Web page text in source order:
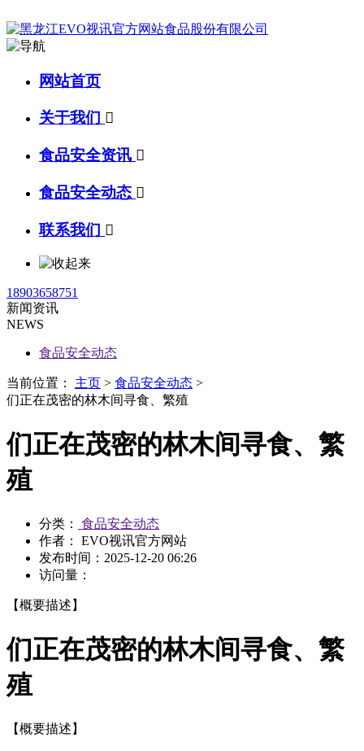
网站首页
关于我们 
食品安全资讯 
食品安全动态 
联系我们 
18903658751
新闻资讯
NEWS
食品安全动态
当前位置： 主页 > 食品安全动态 >
们正在茂密的林木间寻食、繁殖
们正在茂密的林木间寻食、繁
殖
分类：
食品安全动态
作者： EVO视讯官方网站
发布时间： 2025-12-20 06:26
访问量：
【概要描述】
们正在茂密的林木间寻食、繁
殖
【概要描述】